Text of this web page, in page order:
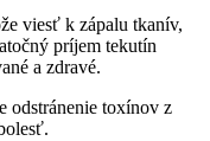
viesť k zápalu tkanív,
príjem tekutín
a zdravé.
odstránenie toxínov z